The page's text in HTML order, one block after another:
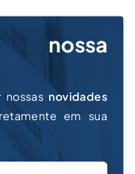
novidades
em sua